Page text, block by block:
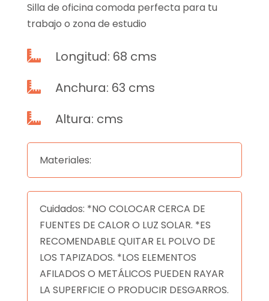
Silla de oficina comoda perfecta para tu
trabajo o zona de estudio
 Longitud: 68 cms
 Anchura: 63 cms
 Altura: cms
Materiales:
Cuidados: *NO COLOCAR CERCA DE
FUENTES DE CALOR O LUZ SOLAR. *ES
RECOMENDABLE QUITAR EL POLVO DE
LOS TAPIZADOS. *LOS ELEMENTOS
AFILADOS O METÁLICOS PUEDEN RAYAR
LA SUPERFICIE O PRODUCIR DESGARROS.